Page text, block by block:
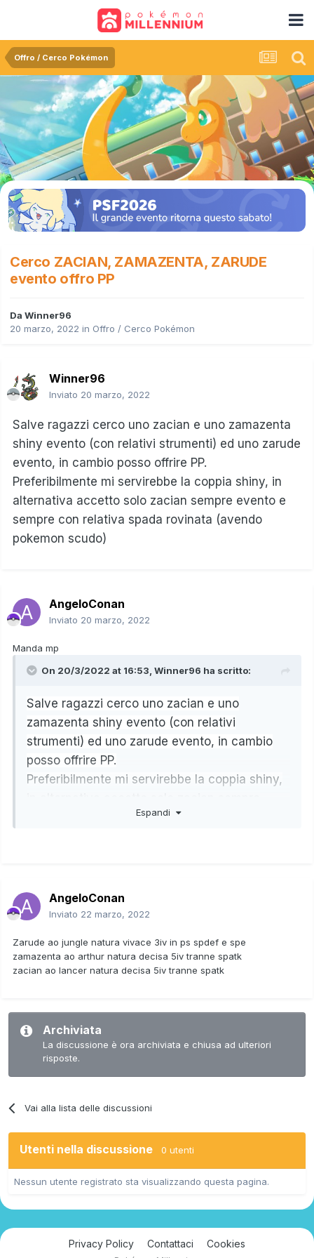
Offro / Cerco Pokémon
Cerco ZACIAN, ZAMAZENTA, ZARUDE
evento offro PP
Da Winner96
20 marzo, 2022 in Offro / Cerco Pokémon
Winner96
Inviato 20 marzo, 2022
Salve ragazzi cerco uno zacian e uno zamazenta
shiny evento (con relativi strumenti) ed uno zarude
evento, in cambio posso offrire PP.
Preferibilmente mi servirebbe la coppia shiny, in
alternativa accetto solo zacian sempre evento e
sempre con relativa spada rovinata (avendo
pokemon scudo)
AngeloConan
Inviato 20 marzo, 2022
Manda mp
On 20/3/2022 at 16:53, Winner96 ha scritto:
Salve ragazzi cerco uno zacian e uno
zamazenta shiny evento (con relativi
strumenti) ed uno zarude evento, in cambio
posso offrire PP.
Preferibilmente mi servirebbe la coppia shiny,
evento e sempre con relativa spada rovinata
Espandi
AngeloConan
Inviato 22 marzo, 2022
Zarude ao jungle natura vivace 3iv in ps spdef e spe
zamazenta ao arthur natura decisa 5iv tranne spatk
zacian ao lancer natura decisa 5iv tranne spatk
Archiviata
La discussione è ora archiviata e chiusa ad ulteriori
risposte.
Vai alla lista delle discussioni
Utenti nella discussione 0 utenti
Nessun utente registrato sta visualizzando questa pagina.
Privacy Policy Contattaci Cookies